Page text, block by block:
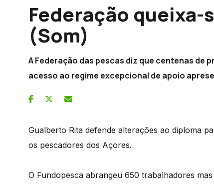
Federação queixa-
(Som)
A Federação das pescas diz que centenas de
acesso ao regime excepcional de apoio
Gualberto Rita defende alterações ao diploma
os pescadores dos Açores.
O Fundopesca abrangeu 650 trabalhadores